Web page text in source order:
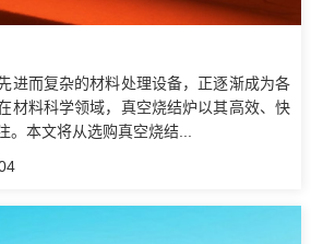
进而复杂的材料处理设备，正逐渐成为各
材料科学领域，真空烧结炉以其高效、快
。本文将从选购真空烧结...